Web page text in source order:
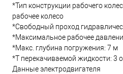
*Тип конструкции рабочего
рабочее колесо
*Свободный проход
*Максимальное рабочее
*Макс. глубина погружения: 7 м
*T перекачиваемой жидкости: 3
Данные электродвигателя